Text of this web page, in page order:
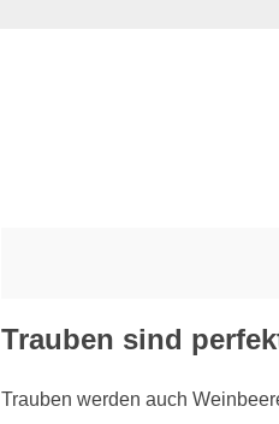
Trauben sind
Trauben werden auch